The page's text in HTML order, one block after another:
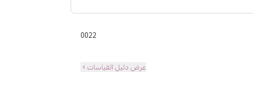
0022
عرض دليل القياسات